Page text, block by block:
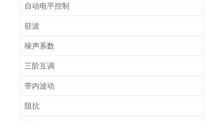
自动电平控制
驻波
噪声系数
三阶互调
带内波动
阻抗